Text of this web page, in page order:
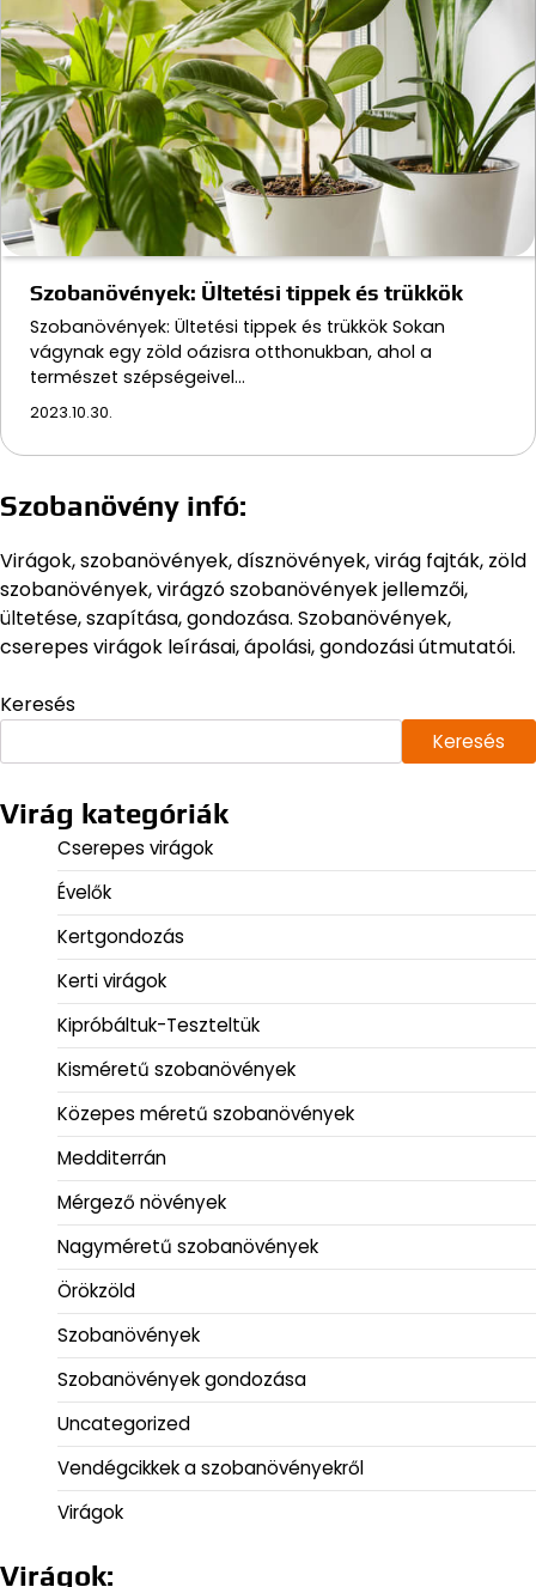
Szobanövények: Ültetési tippek és trükkök
Szobanövények: Ültetési tippek és trükkök Sokan
vágynak egy zöld oázisra otthonukban, ahol a
természet szépségeivel…
2023.10.30.
Szobanövény infó:
Virágok, szobanövények, dísznövények, virág fajták, zöld
szobanövények, virágzó szobanövények jellemzői,
ültetése, szapítása, gondozása. Szobanövények,
cserepes virágok leírásai, ápolási, gondozási útmutatói.
Keresés
Keresés
Virág kategóriák
Cserepes virágok
Évelők
Kertgondozás
Kerti virágok
Kipróbáltuk-Teszteltük
Kisméretű szobanövények
Közepes méretű szobanövények
Medditerrán
Mérgező növények
Nagyméretű szobanövények
Örökzöld
Szobanövények
Szobanövények gondozása
Uncategorized
Vendégcikkek a szobanövényekről
Virágok
Virágok: